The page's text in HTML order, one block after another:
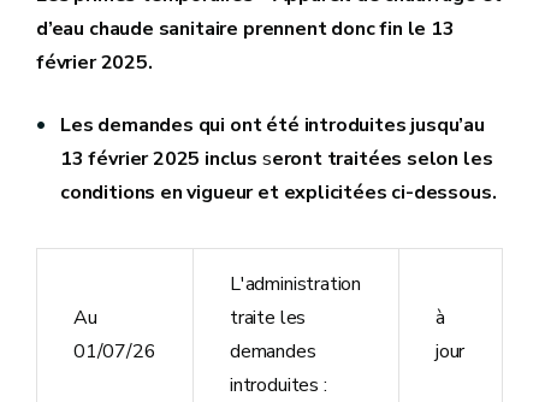
d’eau chaude sanitaire prennent donc fin le 13
février 2025.
Les demandes qui ont été introduites jusqu’au
13 février 2025 inclus seront traitées selon les
conditions en vigueur et explicitées ci-dessous.
Au
01/07/26
L'administration
traite les
demandes
introduites :
à
jour